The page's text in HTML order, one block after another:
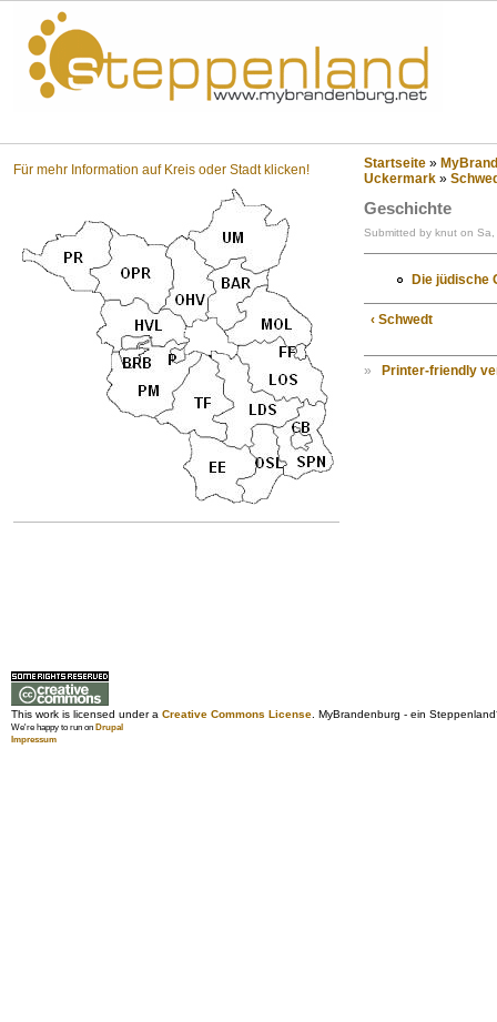
Für mehr Information auf Kreis oder Stadt klicken! Startseite »
Uckermark »
Geschichte
Submitted by knut on
Die jüdische
‹ Schwedt
» Printer-friendly
This work is licensed under a Creative Commons License. MyBrandenburg - ein
We're happy to run on Drupal
Impressum